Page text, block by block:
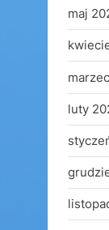
maj
luty